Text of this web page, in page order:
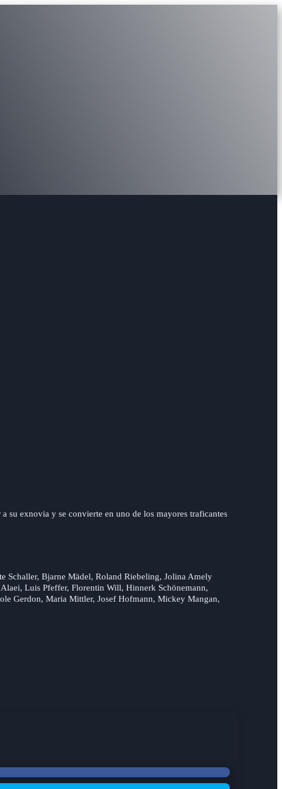
su exnovia y se convierte en uno de los mayores traficantes
Schaller, Bjarne Mädel, Roland Riebeling, Jolina Amely
Luis Pfeffer, Florentin Will, Hinnerk Schönemann,
Gerdon, Maria Mittler, Josef Hofmann, Mickey Mangan,